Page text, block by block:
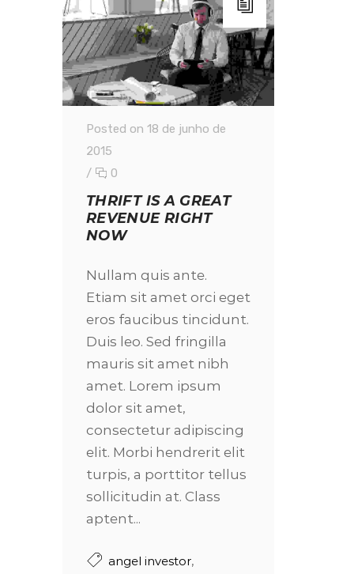
Posted on 18 de junho de
2015
/
0
THRIFT IS A GREAT
REVENUE RIGHT
NOW
Nullam quis ante.
Etiam sit amet orci eget
eros faucibus tincidunt.
Duis leo. Sed fringilla
mauris sit amet nibh
amet. Lorem ipsum
dolor sit amet,
consectetur adipiscing
elit. Morbi hendrerit elit
turpis, a porttitor tellus
sollicitudin at. Class
aptent...
angel investor,